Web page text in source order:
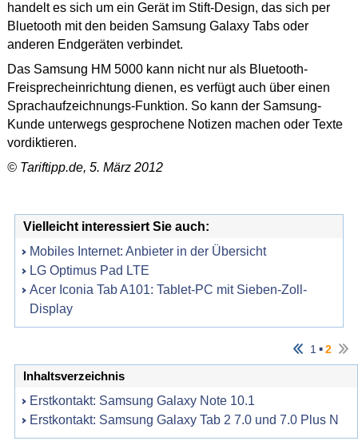
handelt es sich um ein Gerät im Stift-Design, das sich per
Bluetooth mit den beiden Samsung Galaxy Tabs oder
anderen Endgeräten verbindet.
Das Samsung HM 5000 kann nicht nur als Bluetooth-
Freisprecheinrichtung dienen, es verfügt auch über einen
Sprachaufzeichnungs-Funktion. So kann der Samsung-
Kunde unterwegs gesprochene Notizen machen oder Texte
vordiktieren.
© Tariftipp.de, 5. März 2012
Vielleicht interessiert Sie auch:
Mobiles Internet: Anbieter in der Übersicht
LG Optimus Pad LTE
Acer Iconia Tab A101: Tablet-PC mit Sieben-Zoll-
Display
1 ▪2
Inhaltsverzeichnis
Erstkontakt: Samsung Galaxy Note 10.1
Erstkontakt: Samsung Galaxy Tab 2 7.0 und 7.0 Plus N